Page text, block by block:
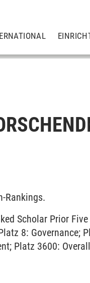
Rankings.
Scholar Prior
8: Governance;
Platz 3600: